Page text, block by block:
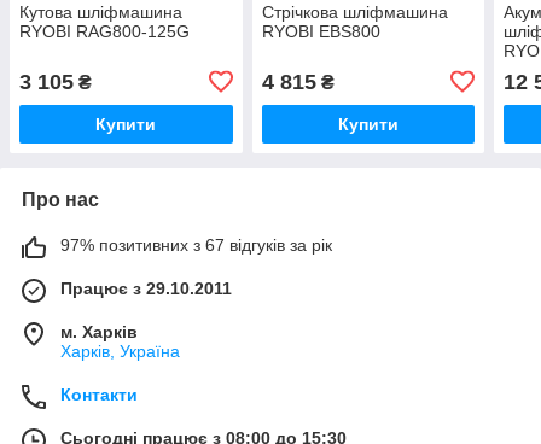
Кутова шліфмашина
RYOBI RAG800-125G
3 105 ₴
Купити
Стрічкова шліфмашина
RYOBI EBS800
4 815₴
Купити
12
Про нас
97% позитивних з 67 відгуків за рік
Працює з 29.10.2011
м. Харків
Харків, Україна
Контакти
Сьогодні працює з 08:00 до 15:30